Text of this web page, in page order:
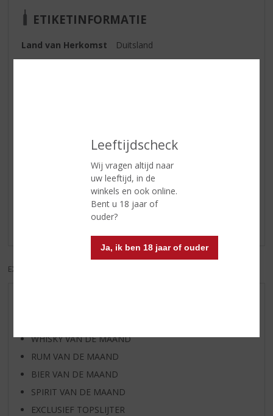
Leeftijdscheck
Wij vragen altijd naar
uw leeftijd, in de
winkels en ook online.
Bent u 18 jaar of
ouder?
Ja, ik ben 18 jaar of ouder
ETIKETINFORMATIE
Land van Herkomst
Duitsland
Reviews
Schrijf een review
EXCL. BTW
WHISKY VAN DE MAAND
RUM VAN DE MAAND
BIER VAN DE MAAND
SPIRIT VAN DE MAAND
EXCLUSIEF TOPSLIJTER